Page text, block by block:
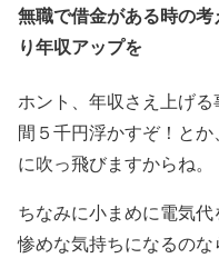
無職で借金がある時の
り年収アップを
ホント、年収さえ上げ
間５千円浮かすぞ！と
に吹っ飛びますからね。
ちなみに小まめに電気
惨めな気持ちになるのな